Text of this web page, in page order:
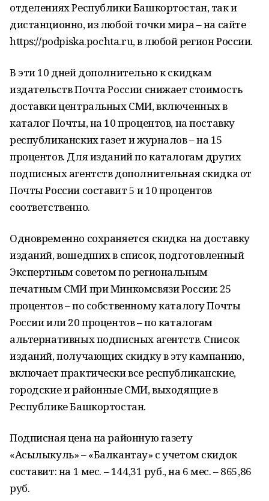
отделениях Республики Башкортостан, так и
дистанционно, из любой точки мира – на сайте
https://podpiska.pochta.ru, в любой регион России.
В эти 10 дней дополнительно к скидкам
издательств Почта России снижает стоимость
доставки центральных СМИ, включенных в
каталог Почты, на 10 процентов, на поставку
республиканских газет и журналов – на 15
процентов. Для изданий по каталогам других
подписных агентств дополнительная скидка от
Почты России составит 5 и 10 процентов
соответственно.
Одновременно сохраняется скидка на доставку
изданий, вошедших в список, подготовленный
Экспертным советом по региональным
печатным СМИ при Минкомсвязи России: 25
процентов – по собственному каталогу Почты
России или 20 процентов – по каталогам
альтернативных подписных агентств. Список
изданий, получающих скидку в эту кампанию,
включает практически все республиканские,
городские и районные СМИ, выходящие в
Республике Башкортостан.
Подписная цена на районную газету
«Асылыкуль» – «Балкантау» с учетом скидок
составит: на 1 мес. – 144,31 руб., на 6 мес. – 865,86
руб.